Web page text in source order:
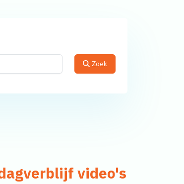
Zoek
video's